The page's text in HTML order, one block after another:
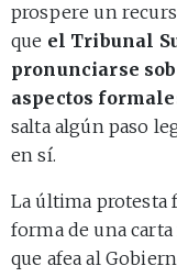
prospere un
que el Tribunal
pronunciarse
aspectos
salta algún paso
en sí.
La última protesta
forma de una
que afea al